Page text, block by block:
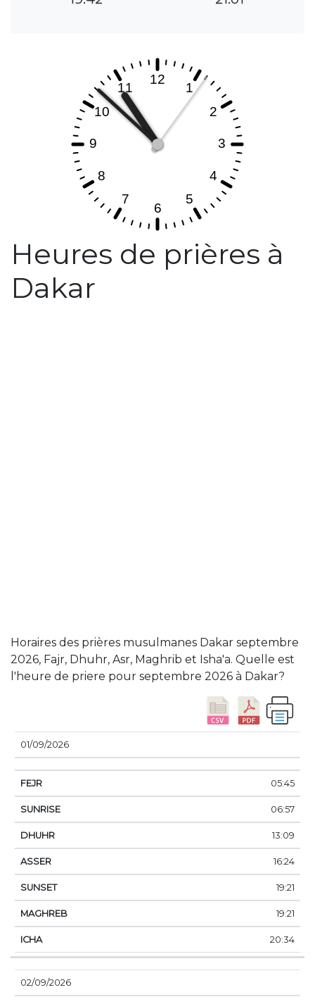
Heures de prières à
Dakar
Horaires des prières musulmanes Dakar septembre
2026, Fajr, Dhuhr, Asr, Maghrib et Isha'a. Quelle est
l'heure de priere pour septembre 2026 à Dakar?
DATE
01/09/2026
05:45
06:57
13:09
16:24
19:21
19:21
20:34
02/09/2026